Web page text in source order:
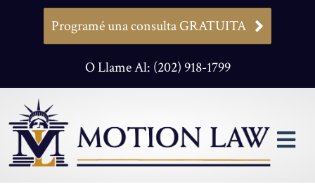
Programé una consulta GRATUITA
O Llame Al: (202) 918-1799